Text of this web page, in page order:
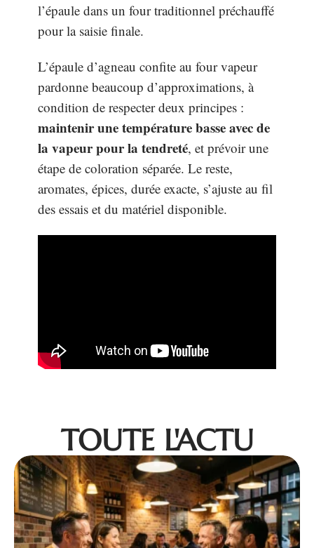
l’épaule dans un four traditionnel préchauffé
pour la saisie finale.
L’épaule d’agneau confite au four vapeur
pardonne beaucoup d’approximations, à
condition de respecter deux principes :
maintenir une température basse avec de
la vapeur pour la tendreté, et prévoir une
étape de coloration séparée. Le reste,
aromates, épices, durée exacte, s’ajuste au fil
des essais et du matériel disponible.
TOUTE L'ACTU